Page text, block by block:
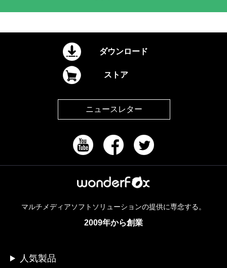
ダウンロード
ストア
ニュースレター
マルチメディアソフトソリューションの提供に専念する。
2009年から創業
人気製品